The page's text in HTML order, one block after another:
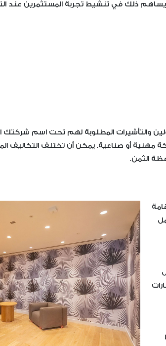
يساهم ذلك في تنشيط تجربة المستثمرين عند
والتأشيرات المطلوبة لهم تحت اسم شركتك
أو صناعية. يمكن أن تختلف التكاليف
الثمن.